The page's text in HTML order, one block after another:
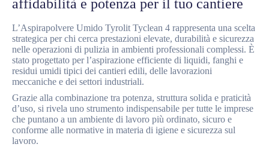
affidabilità e potenza per il tuo cantiere
L’Aspirapolvere Umido Tyrolit Tyclean 4 rappresenta una scelta
strategica per chi cerca prestazioni elevate, durabilità e sicurezza
nelle operazioni di pulizia in ambienti professionali complessi. È
stato progettato per l’aspirazione efficiente di liquidi, fanghi e
residui umidi tipici dei cantieri edili, delle lavorazioni
meccaniche e dei settori industriali.
Grazie alla combinazione tra potenza, struttura solida e praticità
d’uso, si rivela uno strumento indispensabile per tutte le imprese
che puntano a un ambiente di lavoro più ordinato, sicuro e
conforme alle normative in materia di igiene e sicurezza sul
lavoro.